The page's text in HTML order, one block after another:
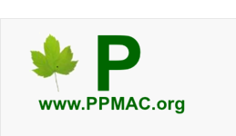
conteúdo
principal